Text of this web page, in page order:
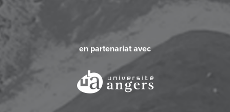
en partenariat avec